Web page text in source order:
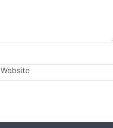
Website